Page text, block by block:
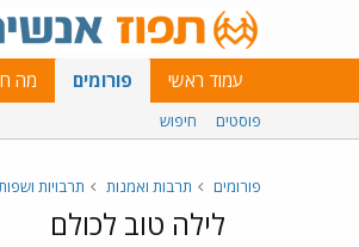
עמוד ראשי פורומים מה
פוסטים חיפוש
פורומים תרבות ואמנות תרבויות
לילה טוב לכולם